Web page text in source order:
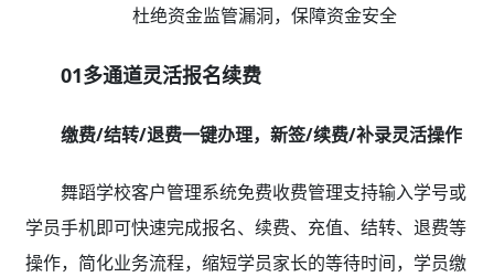
杜绝资金监管漏洞，保障资金安全
01多通道灵活报名续费
缴费/结转/退费一键办理，新签/续费/补录灵活操作
舞蹈学校客户管理系统免费收费管理支持输入学号或
学员手机即可快速完成报名、续费、充值、结转、退费等
操作，简化业务流程，缩短学员家长的等待时间，学员缴